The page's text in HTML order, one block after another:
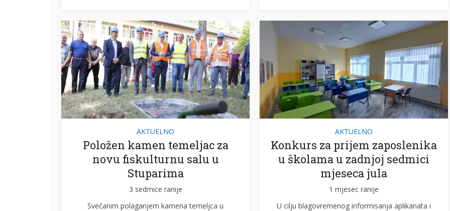
AKTUELNO
Položen kamen temeljac za
novu fiskulturnu salu u
Stuparima
3 sedmice ranije
Svečanim polaganjem kamena temeljca u
AKTUELNO
Konkurs za prijem zaposlenika
u školama u zadnjoj sedmici
mjeseca jula
1 mjesec ranije
U cilju blagovremenog informisanja aplikanata i